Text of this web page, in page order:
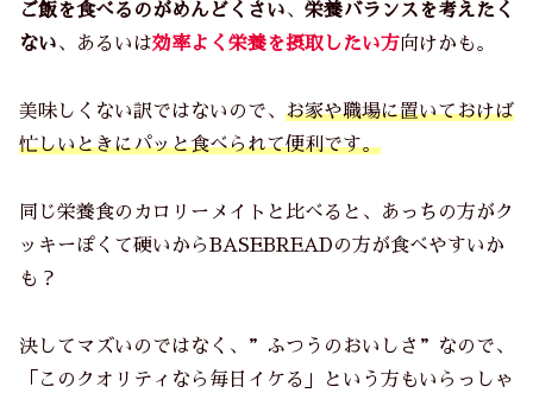
ご飯を食べるのがめんどくさい、 栄養バランスを考えたく
ない、あるいは効率よく栄養を摂取したい方向けかも。
美味しくない訳ではないので、 お家や職場に置いておけば
忙しいときにパッと食べられて便利です。
同じ栄養食のカロリーメイトと比べると、あっちの方がク
ッキーぽくて硬いからBASEBREADの方が食べやすいか
も？
決してマズいのではなく、”ふつうのおいしさ”なので、
「このクオリティなら毎日イケる」という方もいらっしゃ